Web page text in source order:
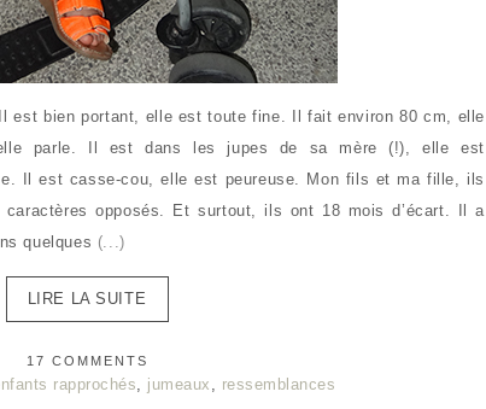
est bien portant, elle est toute fine. Il fait environ 80 cm, elle
parle. Il est dans les jupes de sa mère (!), elle est
Il est casse-cou, elle est peureuse. Mon fils et ma fille, ils
opposés. Et surtout, ils ont 18 mois d’écart. Il a
quelques (...)
LIRE LA SUITE
17 COMMENTS
rapprochés, jumeaux , ressemblances